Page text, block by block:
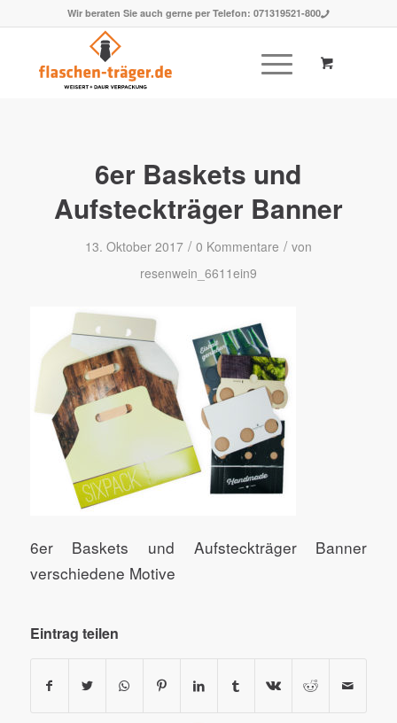
Wir beraten Sie auch gerne per Telefon: 071319521-800
6er Baskets und
Aufsteckträger Banner
13. Oktober 2017 / 0 Kommentare / von
resenwein_6611ein9
6er Baskets und Aufsteckträger Banner
verschiedene Motive
Eintrag teilen